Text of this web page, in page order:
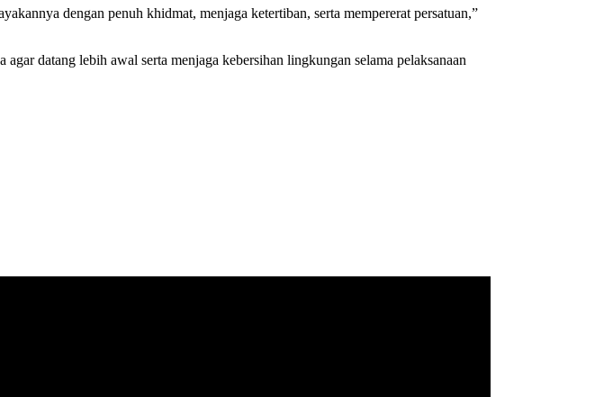
dengan penuh khidmat, menjaga ketertiban, serta mempererat persatuan,”
datang lebih awal serta menjaga kebersihan lingkungan selama pelaksanaan